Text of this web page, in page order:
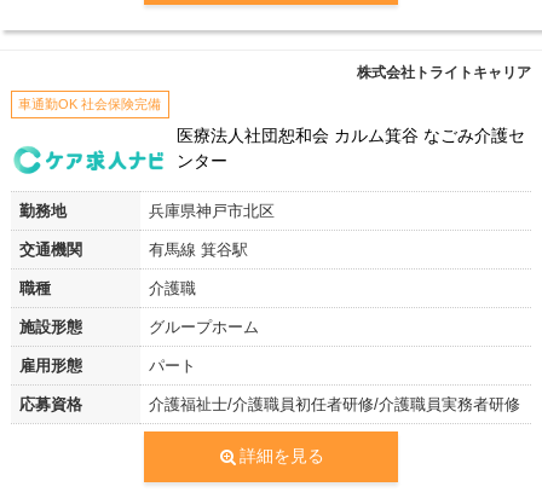
株式会社トライトキャリア
車通勤OK 社会保険完備
医療法人社団恕和会 カルム箕谷 なごみ介護セ
ンター
勤務地 兵庫県神戸市北区
交通機関 有馬線 箕谷駅
職種 介護職
施設形態 グループホーム
雇用形態 パート
応募資格 介護福祉士/介護職員初任者研修/介護職員実務者研修
詳細を見る